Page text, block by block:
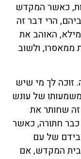
כאשר המקדש
הרי דבר זה
האוהב את
ממאסרו, ולשוב
זוכה לך מי שיש
של עונש
שחותר את
חתורה, כאשר
של עם
המקדש, אם